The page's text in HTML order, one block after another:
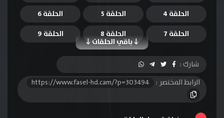
الحلقة 4
الحلقة 5 الحلقة 6
باقي الحلقات
الحلقة 7 الحلقة 8
الحلقة 9
الحلقة 10
الحلقة 11
الحلقة 12
الحلقة 13
شارك :
الرابط المختصر :
https://www.fasel-hd.cam/?p=303494